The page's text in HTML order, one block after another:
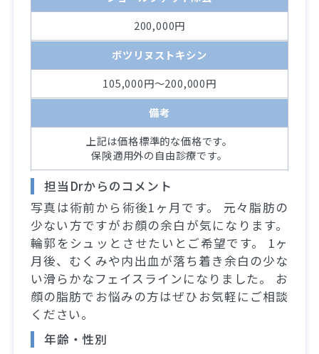
200,000円
ボツリヌストキシン
105,000円～200,000円
備考
上記は価格標準的な価格です。
保険適用外の自由診療です。
担当Drからのコメント
写真は術前から術後1ヶ月です。 元々脂肪の
少ない方ですがお顔の余白が気になります。
輪郭をシュッとさせたいとご希望です。 1ヶ
月後、むくみや内出血が落ち着き余白の少な
い滑らかなフェイスラインになりました。 お
顔の脂肪でお悩みの方はぜひお気軽にご相談
ください。
年齢・性別